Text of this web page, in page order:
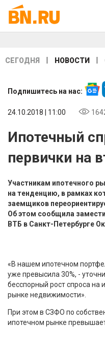
СЕГОДНЯ НОВОСТИ
Подпишитесь на нас:
24.10.2018 | 11:00
Ипотечный
первички на
Участникам ипотечного
на тенденцию, в рамках
заемщиков
Об этом сообщила
ВТБ в Санкт-Петербурге
«В нашем ипотечном
уже превысила 30%, -
бесспорный рост спроса на
рынке недвижимости».
При этом в СЗФО по
ипотечном рынке